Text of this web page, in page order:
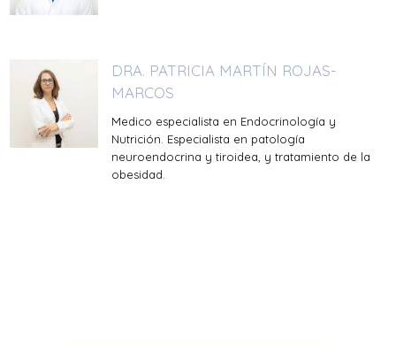
DRA. PATRICIA MARTÍN ROJAS-
MARCOS
Medico especialista en Endocrinología y
Nutrición. Especialista en patología
neuroendocrina y tiroidea, y tratamiento de la
obesidad.